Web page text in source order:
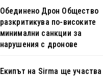
Обединено Дрон Общество
разкритикува по-високите
минимални санкции за
нарушения с дронове
Екипът на Sirma ще участва